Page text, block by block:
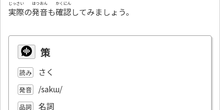
実際
じっさい
の発音
はつおん
も確認
かくにん
してみましょう。
策
読み さく
発音 /sakɯ/
品詞 名詞